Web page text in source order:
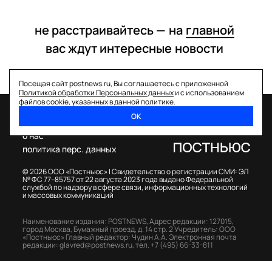
не расстраивайтесь — на главной
вас ждут интересные новости
Посещая сайт postnews.ru, Вы соглашаетесь с приложенной
Политикой обработки Персональных данныхи с использованием
файлов cookie, указанных в данной политике.
ОК
© 2026 ООО «Постньюс» |Свидетельство о регистрации СМИ: ЭЛ
№ ФС 77–85757 от 22 августа 2023 года выдано Федеральной
службой по надзору в сфере связи, информационных технологий
и массовых коммуникаций
о нас
политика перс. данных
Наименование издания: POSTNEWS,Адрес редакции: 127015,
город Москва, Бумажный проезд, д. 14 стр. 2Учредитель: ООО
«Постньюс» Главный редактор: Чудин А.А.Электронная почта
редакции:glavred@postnews.ru,тел. +7 (495) 66-33-811